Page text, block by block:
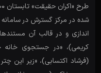
شده در مرکز گسترش در سامانه
اندازی و در قالب آن
کریمی)، «در جستجوی خانه
(فرشاد اکتسابی)، «زیر این